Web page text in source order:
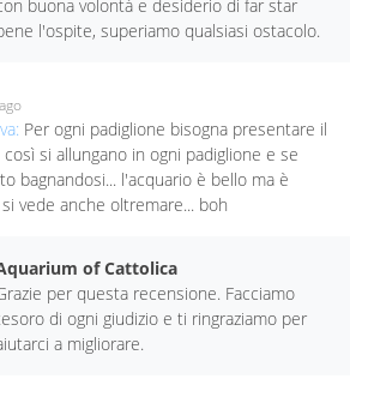
buona volontà e desiderio di far star
l'ospite, superiamo qualsiasi ostacolo.
Per ogni padiglione bisogna presentare il
si allungano in ogni padiglione e se
bagnandosi... l'acquario è bello ma è
vede anche oltremare... boh
of Cattolica
per questa recensione. Facciamo
di ogni giudizio e ti ringraziamo per
a migliorare.